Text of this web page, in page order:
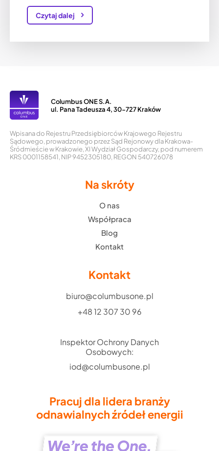
Czytaj dalej
Columbus ONE S.A.
ul. Pana Tadeusza 4, 30-727 Kraków
Wpisana do Rejestru Przedsiębiorców Krajowego Rejestru
Sądowego, prowadzonego przez Sąd Rejonowy dla Krakowa-
Śródmieście w Krakowie, XI Wydział Gospodarczy, pod numerem
KRS 0001158541, NIP 9452305180, REGON 540726078
Na skróty
O nas
Współpraca
Blog
Kontakt
Kontakt
biuro@columbusone.pl
+48 12 307 30 96
Inspektor Ochrony Danych
Osobowych:
iod@columbusone.pl
Pracuj dla lidera branży
odnawialnych źródeł energii